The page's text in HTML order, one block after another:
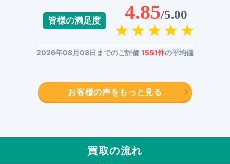
皆様の満足度 4.85/5.00
2026年08月08日までのご評価1551件の平均値
お客様の声をもっと見る
買取の流れ